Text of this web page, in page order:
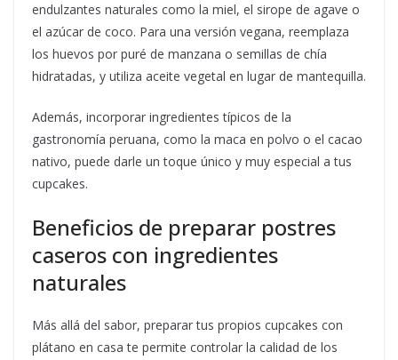
endulzantes naturales como la miel, el sirope de agave o
el azúcar de coco. Para una versión vegana, reemplaza
los huevos por puré de manzana o semillas de chía
hidratadas, y utiliza aceite vegetal en lugar de mantequilla.
Además, incorporar ingredientes típicos de la
gastronomía peruana, como la maca en polvo o el cacao
nativo, puede darle un toque único y muy especial a tus
cupcakes.
Beneficios de preparar postres
caseros con ingredientes
naturales
Más allá del sabor, preparar tus propios cupcakes con
plátano en casa te permite controlar la calidad de los